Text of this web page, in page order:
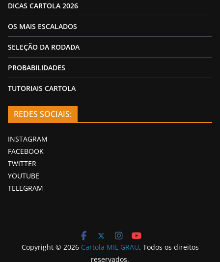
DICAS CARTOLA 2026
OS MAIS ESCALADOS
SELEÇÃO DA RODADA
PROBABILIDADES
TUTORIAIS CARTOLA
REDES SOCIAIS:
INSTAGRAM
FACEBOOK
TWITTER
YOUTUBE
TELEGRAM
Copyright © 2026 Cartola MIL GRAU. Todos os direitos
reservados.